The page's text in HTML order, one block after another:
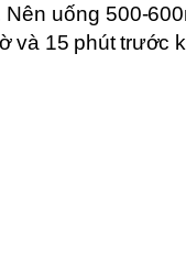
Nên uống 500-
và 15 phút trước